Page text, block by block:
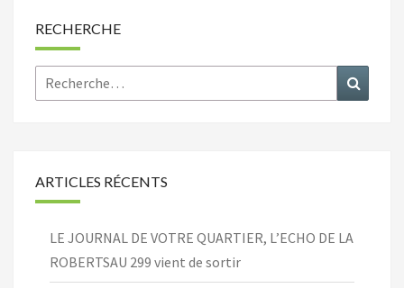
RECHERCHE
Rechercher :
ARTICLES RÉCENTS
LE JOURNAL DE VOTRE QUARTIER, L’ECHO DE LA
ROBERTSAU 299 vient de sortir